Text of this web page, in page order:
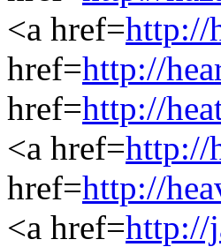
<a href=http://
href=http://
href=http://
<a href=http://
href=http://
<a href=http://